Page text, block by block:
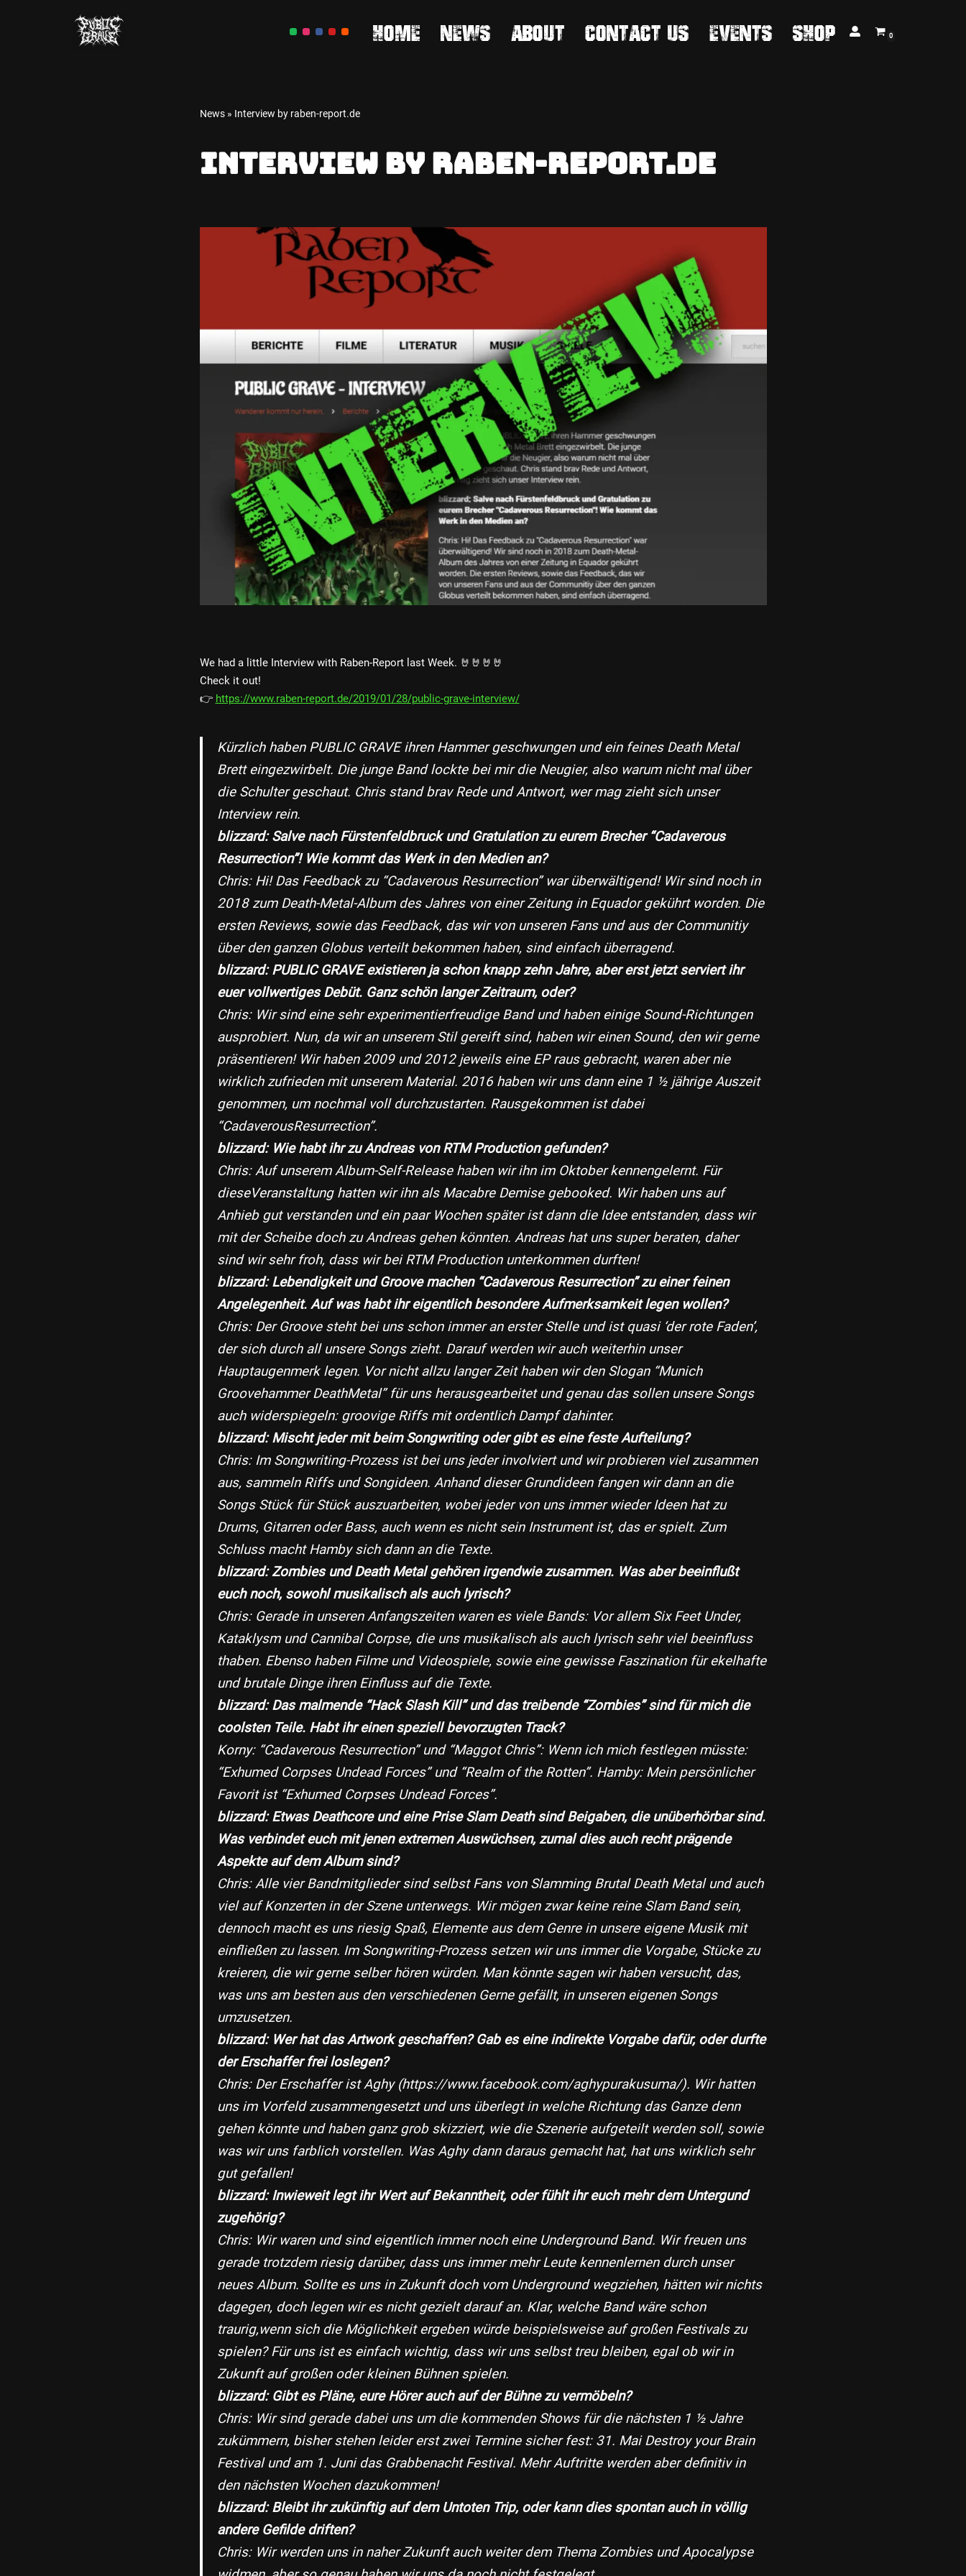
Home News About Contact us Events Shop 0
News» Interview by raben-report.de
Interview by raben-report.de
We had a little Interview with Raben-Report last Week. 🤘🤘🤘🤘
Check it out!
👉 https://www.raben-report.de/2019/01/28/public-grave-interview/
Kürzlich haben PUBLIC GRAVE ihren Hammer geschwungen und ein feines Death Metal
Brett eingezwirbelt. Die junge Band lockte bei mir die Neugier, also warum nicht mal über
die Schulter geschaut. Chris stand brav Rede und Antwort, wer mag zieht sich unser
Interview rein.
blizzard: Salve nach Fürstenfeldbruck und Gratulation zu eurem Brecher “Cadaverous
Resurrection”! Wie kommt das Werk in den Medien an?
Chris: Hi! Das Feedback zu “Cadaverous Resurrection” war überwältigend! Wir sind noch in
2018 zum Death-Metal-Album des Jahres von einer Zeitung in Equador gekührt worden. Die
ersten Reviews, sowie das Feedback, das wir von unseren Fans und aus der Communitiy
über den ganzen Globus verteilt bekommen haben, sind einfach überragend.
blizzard: PUBLIC GRAVE existieren ja schon knapp zehn Jahre, aber erst jetzt serviert ihr
euer vollwertiges Debüt. Ganz schön langer Zeitraum, oder?
Chris: Wir sind eine sehr experimentierfreudige Band und haben einige Sound-Richtungen
ausprobiert. Nun, da wir an unserem Stil gereift sind, haben wir einen Sound, den wir gerne
präsentieren! Wir haben 2009 und 2012 jeweils eine EP raus gebracht, waren aber nie
wirklich zufrieden mit unserem Material. 2016 haben wir uns dann eine 1 ½ jährige Auszeit
genommen, um nochmal voll durchzustarten. Rausgekommen ist dabei
“CadaverousResurrection”.
blizzard: Wie habt ihr zu Andreas von RTM Production gefunden?
Chris: Auf unserem Album-Self-Release haben wir ihn im Oktober kennengelernt. Für
dieseVeranstaltung hatten wir ihn als Macabre Demise gebooked. Wir haben uns auf
Anhieb gut verstanden und ein paar Wochen später ist dann die Idee entstanden, dass wir
mit der Scheibe doch zu Andreas gehen könnten. Andreas hat uns super beraten, daher
sind wir sehr froh, dass wir bei RTM Production unterkommen durften!
blizzard: Lebendigkeit und Groove machen “Cadaverous Resurrection” zu einer feinen
Angelegenheit. Auf was habt ihr eigentlich besondere Aufmerksamkeit legen wollen?
Chris: Der Groove steht bei uns schon immer an erster Stelle und ist quasi ‘der rote Faden’,
der sich durch all unsere Songs zieht. Darauf werden wir auch weiterhin unser
Hauptaugenmerk legen. Vor nicht allzu langer Zeit haben wir den Slogan “Munich
Groovehammer DeathMetal” für uns herausgearbeitet und genau das sollen unsere Songs
auch widerspiegeln: groovige Riffs mit ordentlich Dampf dahinter.
blizzard: Mischt jeder mit beim Songwriting oder gibt es eine feste Aufteilung?
Chris: Im Songwriting-Prozess ist bei uns jeder involviert und wir probieren viel zusammen
aus, sammeln Riffs und Songideen. Anhand dieser Grundideen fangen wir dann an die
Songs Stück für Stück auszuarbeiten, wobei jeder von uns immer wieder Ideen hat zu
Drums, Gitarren oder Bass, auch wenn es nicht sein Instrument ist, das er spielt. Zum
Schluss macht Hamby sich dann an die Texte.
blizzard: Zombies und Death Metal gehören irgendwie zusammen. Was aber beeinflußt
euch noch, sowohl musikalisch als auch lyrisch?
Chris: Gerade in unseren Anfangszeiten waren es viele Bands: Vor allem ​Six Feet Under​,
Kataklysm​ und ​Cannibal Corpse​, die uns musikalisch als auch lyrisch sehr viel beeinfluss
thaben. Ebenso haben Filme und Videospiele, sowie eine gewisse Faszination für ekelhafte
und brutale Dinge ihren Einfluss auf die Texte.
blizzard: Das malmende “Hack Slash Kill” und das treibende “Zombies” sind für mich die
coolsten Teile. Habt ihr einen speziell bevorzugten Track?
Korny: “Cadaverous Resurrection” und “Maggot Chris”: Wenn ich mich festlegen müsste:
“Exhumed Corpses Undead Forces” und “Realm of the Rotten”. Hamby: Mein persönlicher
Favorit ist “Exhumed Corpses Undead Forces”.
blizzard: Etwas Deathcore und eine Prise Slam Death sind Beigaben, die unüberhörbar sind.
Was verbindet euch mit jenen extremen Auswüchsen, zumal dies auch recht prägende
Aspekte auf dem Album sind?
Chris: Alle vier Bandmitglieder sind selbst Fans von Slamming Brutal Death Metal und auch
viel auf Konzerten in der Szene unterwegs. Wir mögen zwar keine reine Slam Band sein,
dennoch macht es uns riesig Spaß, Elemente aus dem Genre in unsere eigene Musik mit
einfließen zu lassen. Im Songwriting-Prozess setzen wir uns immer die Vorgabe, Stücke zu
kreieren, die wir gerne selber hören würden. Man könnte sagen wir haben versucht, das,
was uns am besten aus den verschiedenen Gerne gefällt, in unseren eigenen Songs
umzusetzen.
blizzard: Wer hat das Artwork geschaffen? Gab es eine indirekte Vorgabe dafür, oder durfte
der Erschaffer frei loslegen?
Chris: Der Erschaffer ist Aghy (​https://www.facebook.com/aghypurakusuma/​). Wir hatten
uns im Vorfeld zusammengesetzt und uns überlegt in welche Richtung das Ganze denn
gehen könnte und haben ganz grob skizziert, wie die Szenerie aufgeteilt werden soll, sowie
was wir uns farblich vorstellen. Was Aghy dann daraus gemacht hat, hat uns wirklich sehr
gut gefallen!
blizzard: Inwieweit legt ihr Wert auf Bekanntheit, oder fühlt ihr euch mehr dem Untergund
zugehörig?
Chris: Wir waren und sind eigentlich immer noch eine Underground Band. Wir freuen uns
gerade trotzdem riesig darüber, dass uns immer mehr Leute kennenlernen durch unser
neues Album. Sollte es uns in Zukunft doch vom Underground wegziehen, hätten wir nichts
dagegen, doch legen wir es nicht gezielt darauf an. Klar, welche Band wäre schon
traurig,wenn sich die Möglichkeit ergeben würde beispielsweise auf großen Festivals zu
spielen? Für uns ist es einfach wichtig, dass wir uns selbst treu bleiben, egal ob wir in
Zukunft auf großen oder kleinen Bühnen spielen.
blizzard: Gibt es Pläne, eure Hörer auch auf der Bühne zu vermöbeln?
Chris: Wir sind gerade dabei uns um die kommenden Shows für die nächsten 1 ½ Jahre
zukümmern, bisher stehen leider erst zwei Termine sicher fest: 31. Mai Destroy your Brain
Festival und am 1. Juni das Grabbenacht Festival. Mehr Auftritte werden aber definitiv in
den nächsten Wochen dazukommen!
blizzard: Bleibt ihr zukünftig auf dem Untoten Trip, oder kann dies spontan auch in völlig
andere Gefilde driften?
Chris: Wir werden uns in naher Zukunft auch weiter dem Thema Zombies und Apocalypse